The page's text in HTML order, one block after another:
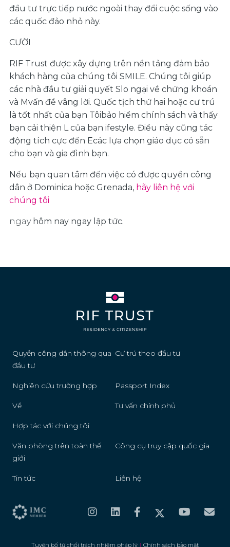
đầu tư trực tiếp nước ngoài thay đổi cuộc sống vào
các quốc đảo nhỏ này.
CƯỜI
RIF Trust được xây dựng trên nền tảng đảm bảo
khách hàng của chúng tôi SMILE. Chúng tôi giúp
các nhà đầu tư giải quyết S lo ngại về chứng khoán
và Mvấn đề vâng lời. Quốc tịch thứ hai hoặc cư trú
là tốt nhất của bạn Tôibảo hiểm chính sách và thấy
bạn cải thiện L của bạn ifestyle. Điều này cũng tác
động tích cực đến Ecác lựa chọn giáo dục có sẵn
cho bạn và gia đình bạn.
Nếu bạn quan tâm đến việc có được quyền công
dân ở Dominica hoặc Grenada, hãy liên hệ với
chúng tôi
ngay hôm nay ngay lập tức.
Quyền công dân thông qua
đầu tư
Cư trú theo đầu tư
Nghiên cứu trường hợp Passport Index
Về Tư vấn chính phủ
Hợp tác với chúng tôi
Văn phòng trên toàn thế
giới
Công cụ truy cập quốc gia
Tin tức Liên hệ
Tuyên bố từ chối trách nhiệm pháp lý | Chính sách bảo mật